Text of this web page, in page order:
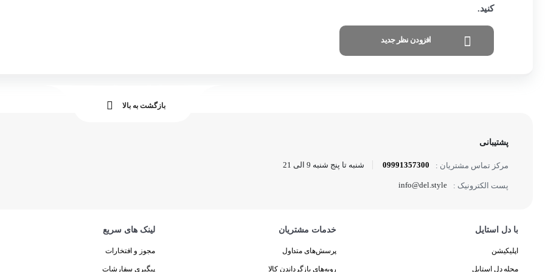
کنید.
افزودن نظر جدید
بازگشت به بالا
پشتیبانی
مرکز تماس مشتریان : 09991357300 شنبه تا پنج شنبه 9 الی 21
پست الکترونیک : info@del.style
با دل استایل
اپلیکیشن
مجله دل استایل
خدمات مشتریان
پرسش‌های متداول
رویه‌های بازگرداندن کالا
لینک های سریع
مجوز و افتخارات
پیگیری سفارشات